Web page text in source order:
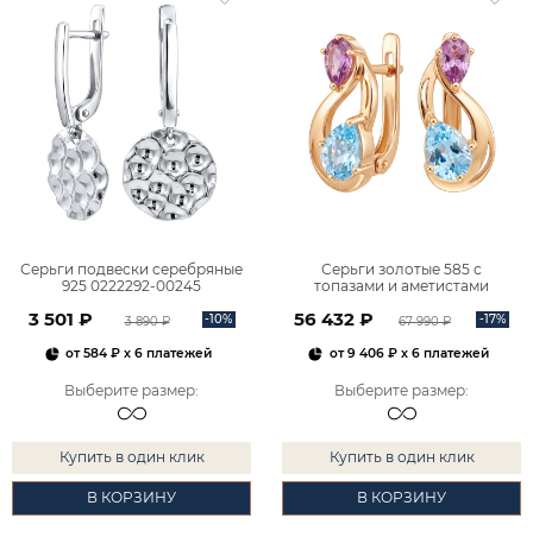
Серьги подвески серебряные
925 0222292-00245
3 501 ₽ 3 890 ₽ -10%
от584 ₽ x 6 платежей
Выберите размер:
Купить в один клик
В КОРЗИНУ
Серьги золотые 585 с
топазами и аметистами
56 432 ₽ 67 990 ₽ -17%
от9 406 ₽x 6 платежей
Выберите размер:
Купить в один клик
В КОРЗИНУ